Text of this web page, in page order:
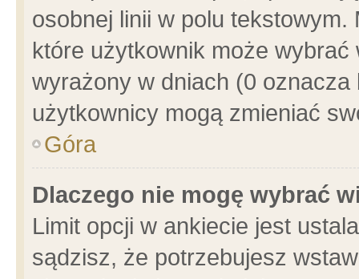
osobnej linii w polu
które użytkownik może
wyrażony w dniach (0
użytkownicy mogą zmieniać
Góra
Dlaczego nie mogę wybrać
Limit opcji w ankiecie jest
sądzisz, że potrzebujesz